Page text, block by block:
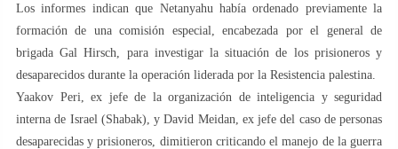
Los informes indican que Netanyahu había ordenado previamente la
formación de una comisión especial, encabezada por el general de
brigada Gal Hirsch, para investigar la situación de los prisioneros y
desaparecidos durante la operación liderada por la Resistencia palestina.
Yaakov Peri, ex jefe de la organización de inteligencia y seguridad
interna de Israel (Shabak), y David Meidan, ex jefe del caso de personas
desaparecidas y prisioneros, dimitieron criticando el manejo de la guerra